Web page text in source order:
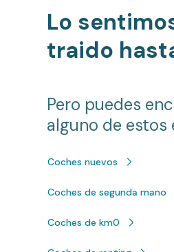
Lo
traido
Pero puedes
alguno de estos
Coches nuevos
Coches de segunda mano
Coches de km0